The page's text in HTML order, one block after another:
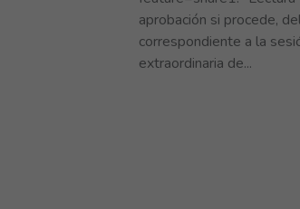
aprobación si procede,
correspondiente a la
extraordinaria de...